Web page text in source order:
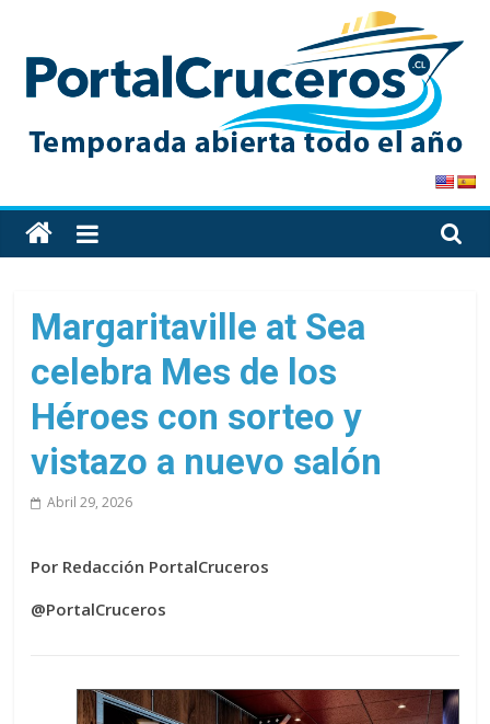
content
PortalCruceros
Toda
la
de
cruceros
en
solo
Margaritaville at Sea
celebra Mes de los
Héroes con sorteo y
vistazo a nuevo salón
Abril 29, 2026
Por Redacción PortalCruceros
@PortalCruceros